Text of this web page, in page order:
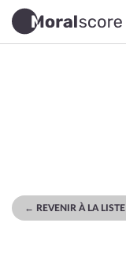
← REVENIR À LA LISTE